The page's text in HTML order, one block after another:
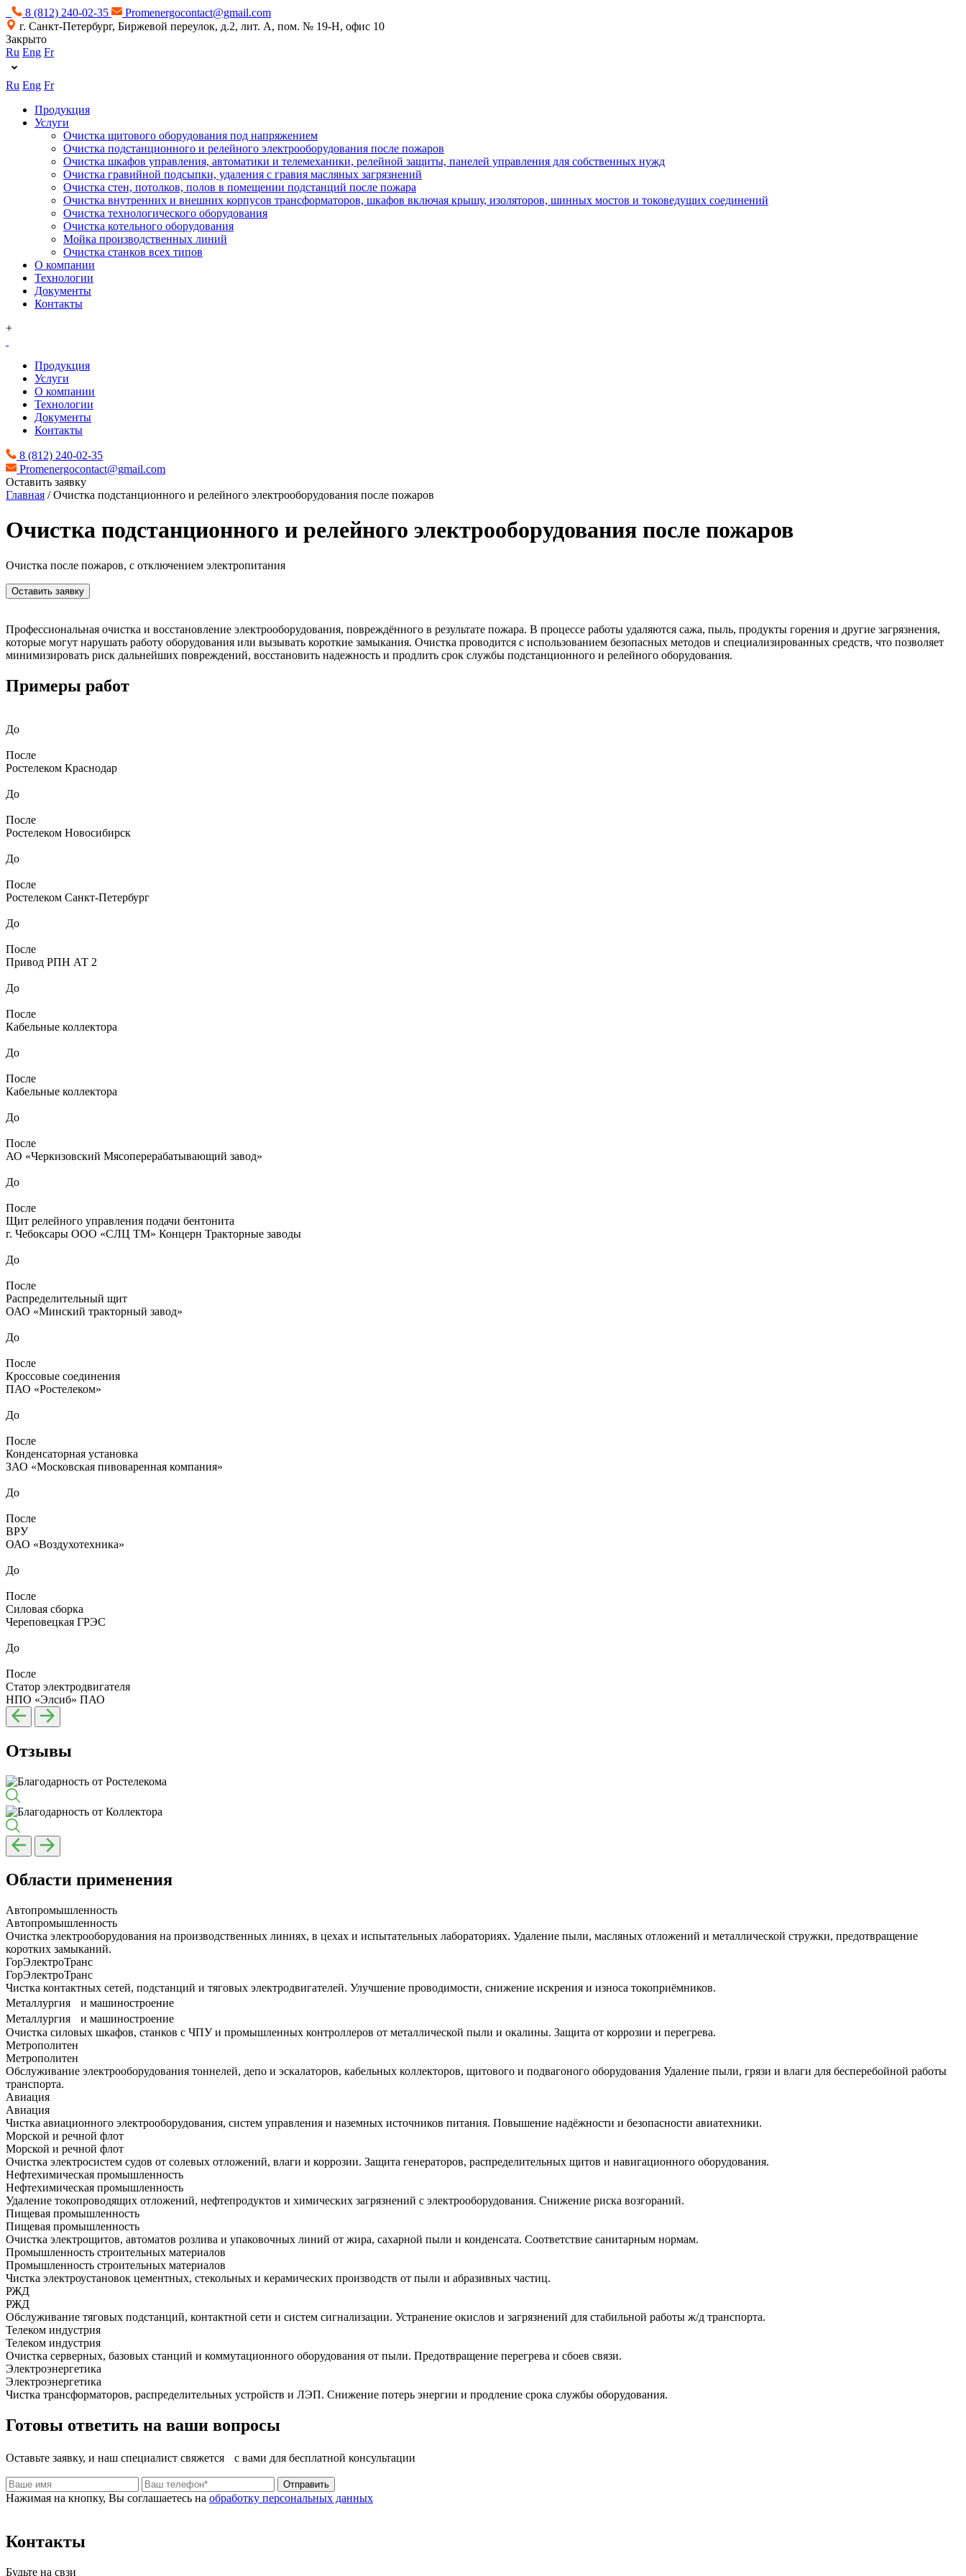
8 (812) 240-02-35
Promenergocontact@gmail.com
г. Санкт-Петербург, Биржевой переулок, д.2, лит. А, пом. № 19-Н, офис 10
Закрыто
Ru Eng Fr
Ru Eng Fr
Продукция
Услуги
Очистка щитового оборудования под напряжением
Очистка подстанционного и релейного электрооборудования после пожаров
Очистка шкафов управления, автоматики и телемеханики, релейной защиты, панелей управления для собственных нужд
Очистка гравийной подсыпки, удаления с гравия масляных загрязнений
Очистка стен, потолков, полов в помещении подстанций после пожара
Очистка внутренних и внешних корпусов трансформаторов, шкафов включая крышу, изоляторов, шинных мостов и токоведущих соединений
Очистка технологического оборудования
Очистка котельного оборудования
Мойка производственных линий
Очистка станков всех типов
О компании
Технологии
Документы
Контакты
+
Продукция
Услуги
О компании
Технологии
Документы
Контакты
8 (812) 240-02-35
Promenergocontact@gmail.com
Оставить заявку
Главная /Очистка подстанционного и релейного электрооборудования после пожаров
Очистка подстанционного и релейного электрооборудования после пожаров
Очистка после пожаров, с отключением электропитания
Оставить заявку
Профессиональная очистка и восстановление электрооборудования, повреждённого в результате пожара. В процессе работы удаляются сажа, пыль, продукты горения и другие загрязнения,
которые могут нарушать работу оборудования или вызывать короткие замыкания. Очистка проводится с использованием безопасных методов и специализированных средств, что позволяет
минимизировать риск дальнейших повреждений, восстановить надежность и продлить срок службы подстанционного и релейного оборудования.
Примеры работ
До
После
Ростелеком Краснодар
До
После
Ростелеком Новосибирск
До
После
Ростелеком Санкт-Петербург
До
После
Привод РПН АТ 2
До
После
Кабельные коллектора
До
После
Кабельные коллектора
До
После
АО «Черкизовский Мясоперерабатывающий завод»
До
После
Щит релейного управления подачи бентонита
г. Чебоксары ООО «СЛЦ ТМ» Концерн Тракторные заводы
До
После
Распределительный щит
ОАО «Минский тракторный завод»
До
После
Кроссовые соединения
ПАО «Ростелеком»
До
После
Конденсаторная установка
ЗАО «Московская пивоваренная компания»
До
После
ВРУ
ОАО «Воздухотехника»
До
После
Силовая сборка
Череповецкая ГРЭС
До
После
Статор электродвигателя
НПО «Элсиб» ПАО
Отзывы
Области применения
Автопромышленность
Автопромышленность
Очистка электрооборудования на производственных линиях, в цехах и испытательных лабораториях. Удаление пыли, масляных отложений и металлической стружки, предотвращение
коротких замыканий.
ГорЭлектроТранс
ГорЭлектроТранс
Чистка контактных сетей, подстанций и тяговых электродвигателей. Улучшение проводимости, снижение искрения и износа токоприёмников.
Металлургия и машиностроение
Металлургия и машиностроение
Очистка силовых шкафов, станков с ЧПУ и промышленных контроллеров от металлической пыли и окалины. Защита от коррозии и перегрева.
Метрополитен
Метрополитен
Обслуживание электрооборудования тоннелей, депо и эскалаторов, кабельных коллекторов, щитового и подвагоного оборудования Удаление пыли, грязи и влаги для бесперебойной работы
транспорта.
Авиация
Авиация
Чистка авиационного электрооборудования, систем управления и наземных источников питания. Повышение надёжности и безопасности авиатехники.
Морской и речной флот
Морской и речной флот
Очистка электросистем судов от солевых отложений, влаги и коррозии. Защита генераторов, распределительных щитов и навигационного оборудования.
Нефтехимическая промышленность
Нефтехимическая промышленность
Удаление токопроводящих отложений, нефтепродуктов и химических загрязнений с электрооборудования. Снижение риска возгораний.
Пищевая промышленность
Пищевая промышленность
Очистка электрощитов, автоматов розлива и упаковочных линий от жира, сахарной пыли и конденсата. Соответствие санитарным нормам.
Промышленность строительных материалов
Промышленность строительных материалов
Чистка электроустановок цементных, стекольных и керамических производств от пыли и абразивных частиц.
РЖД
РЖД
Обслуживание тяговых подстанций, контактной сети и систем сигнализации. Устранение окислов и загрязнений для стабильной работы ж/д транспорта.
Телеком индустрия
Телеком индустрия
Очистка серверных, базовых станций и коммутационного оборудования от пыли. Предотвращение перегрева и сбоев связи.
Электроэнергетика
Электроэнергетика
Чистка трансформаторов, распределительных устройств и ЛЭП. Снижение потерь энергии и продление срока службы оборудования.
Готовы ответить на ваши вопросы
Оставьте заявку, и наш специалист свяжется с вами для бесплатной консультации
Отправить
Нажимая на кнопку, Вы соглашаетесь на обработку персональных данных
Контакты
Будьте на свзи